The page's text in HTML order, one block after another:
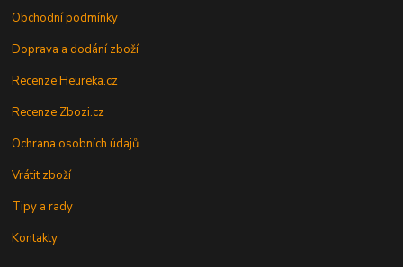
Obchodní podmínky
Doprava a dodání zboží
Recenze Heureka.cz
Recenze Zbozi.cz
Ochrana osobních údajů
Vrátit zboží
Tipy a rady
Kontakty